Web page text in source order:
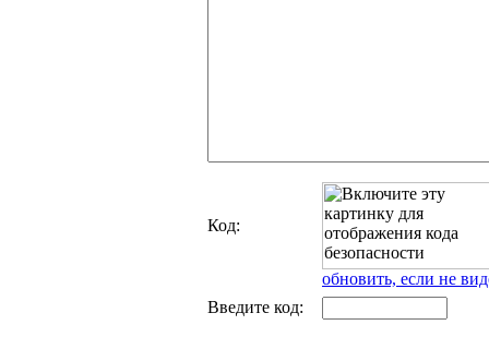
Код:
обновить, если не
Введите код: